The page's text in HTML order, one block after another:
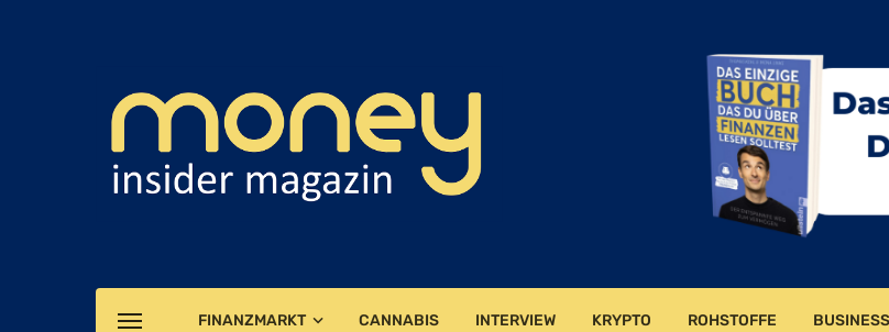
FINANZMARKT CANNABIS INTERVIEW KRYPTO ROHSTOFFE BUSINESS